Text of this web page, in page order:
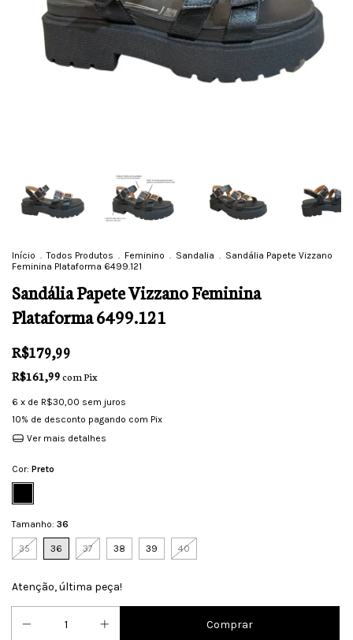
Início . Todos Produtos . Feminino . Sandalia . Sandália Papete Vizzano
Feminina Plataforma 6499.121
Sandália Papete Vizzano Feminina
Plataforma 6499.121
R$179,99
R$161,99comPix
6 x de R$30,00 sem juros
10% de desconto pagando com Pix
Ver mais detalhes
Cor: Preto
Tamanho: 36
35 36 37 38 39 40
Atenção, última peça!